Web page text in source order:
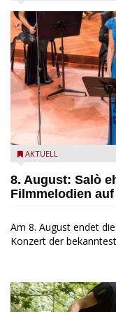
Estate Musicale del
AKTUELL
8. August: Salò
Filmmelodien
Am 8. August endet
Konzert der